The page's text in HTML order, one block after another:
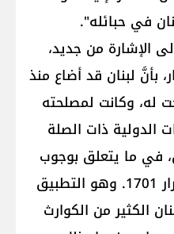
في حبائله".
الإشارة من جديد،
بأنَّ لبنان قد أضاع منذ
أُتيحت له، وكانت لمصلحته
الدولية ذات الصلة
في ما يتعلق بوجوب
الالتزام الصارم بتطبيق ​القرار 1701​. وهو التطبيق
الكثير من الكوارث